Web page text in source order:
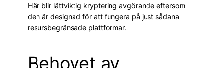
Här blir lättviktig kryptering avgörande eftersom
den är designad för att fungera på just sådana
resursbegränsade plattformar.
Behovet av